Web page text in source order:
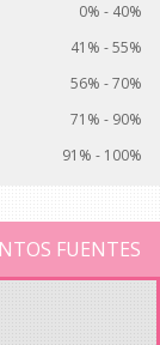
0% - 40%
41% - 55%
56% - 70%
71% - 90%
91% - 100%
FUENTES